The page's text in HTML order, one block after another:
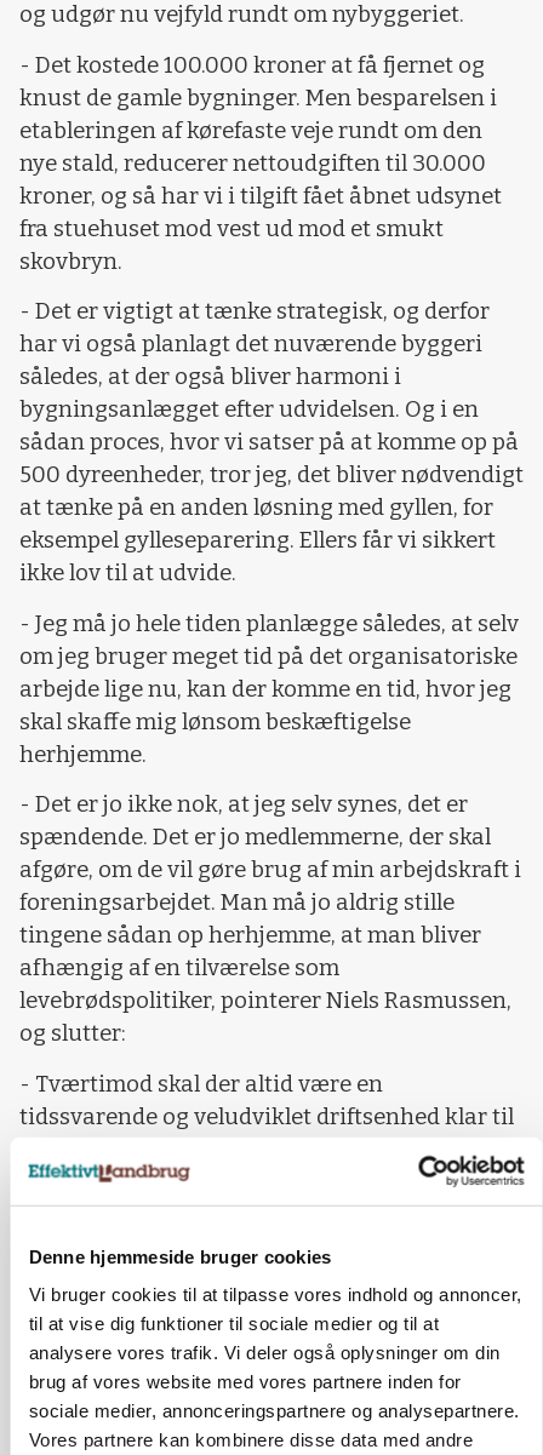
Denne hjemmeside bruger cookies
Vi bruger cookies til at tilpasse vores indhold og annoncer,
til at vise dig funktioner til sociale medier og til at
analysere vores trafik. Vi deler også oplysninger om din
brug af vores website med vores partnere inden for
sociale medier, annonceringspartnere og analysepartnere.
Vores partnere kan kombinere disse data med andre
og udgør nu vejfyld rundt om nybyggeriet.
- Det kostede 100.000 kroner at få fjernet og
knust de gamle bygninger. Men besparelsen i
etableringen af kørefaste veje rundt om den
nye stald, reducerer nettoudgiften til 30.000
kroner, og så har vi i tilgift fået åbnet udsynet
fra stuehuset mod vest ud mod et smukt
skovbryn.
- Det er vigtigt at tænke strategisk, og derfor
har vi også planlagt det nuværende byggeri
således, at der også bliver harmoni i
bygningsanlægget efter udvidelsen. Og i en
sådan proces, hvor vi satser på at komme op på
500 dyreenheder, tror jeg, det bliver nødvendigt
at tænke på en anden løsning med gyllen, for
eksempel gylleseparering. Ellers får vi sikkert
ikke lov til at udvide.
- Jeg må jo hele tiden planlægge således, at selv
om jeg bruger meget tid på det organisatoriske
arbejde lige nu, kan der komme en tid, hvor jeg
skal skaffe mig lønsom beskæftigelse
herhjemme.
- Det er jo ikke nok, at jeg selv synes, det er
spændende. Det er jo medlemmerne, der skal
afgøre, om de vil gøre brug af min arbejdskraft i
foreningsarbejdet. Man må jo aldrig stille
tingene sådan op herhjemme, at man bliver
afhængig af en tilværelse som
levebrødspolitiker, pointerer Niels Rasmussen,
og slutter:
- Tværtimod skal der altid være en
tidssvarende og veludviklet driftsenhed klar til
mig herhjemme. Det bør man ikke forsømme
som aktiv i organisationsarbejde.
Rasmussen fra Skovbjerggård ved Stenstrup i
1978 det ultimatum af sin far, at enten overtog
han gården eller også var muligheden forspildt.
Han var dengang 18 år gammel.
Derfor kan han nu i en alder af kun 42 år fejre
25 års jubilæum som selvstændig landmand.